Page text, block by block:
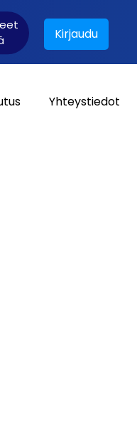
Kirjaudu
Yhteystiedot